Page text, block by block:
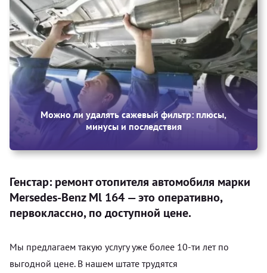
Можно ли удалять сажевый фильтр: плюсы,
минусы и последствия
Генстар: ремонт отопителя автомобиля марки
Mersedes-Benz Ml 164 — это оперативно,
первоклассно, по доступной цене.
Мы предлагаем такую услугу уже более 10-ти лет по
выгодной цене. В нашем штате трудятся